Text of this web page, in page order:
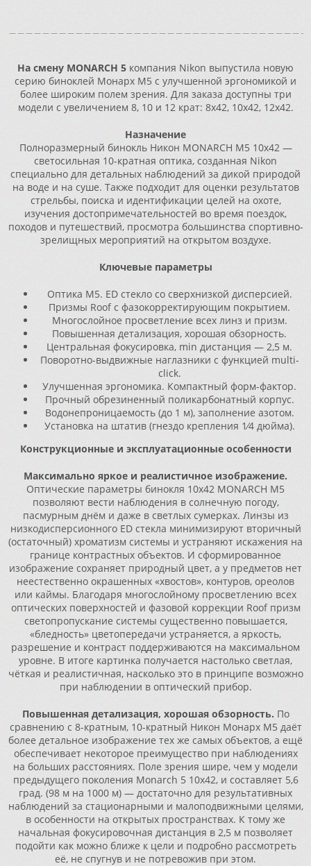
На смену MONARCH 5 компания Nikon выпустила новую
серию биноклей Монарх М5 с улучшенной эргономикой и
более широким полем зрения. Для заказа доступны три
модели с увеличением 8, 10 и 12 крат: 8x42, 10x42, 12x42.
Назначение
Полноразмерный бинокль Никон MONARCH M5 10x42 —
светосильная 10-кратная оптика, созданная Nikon
специально для детальных наблюдений за дикой природой
на воде и на суше. Также подходит для оценки результатов
стрельбы, поиска и идентификации целей на охоте,
изучения достопримечательностей во время поездок,
походов и путешествий, просмотра большинства спортивно-
зрелищных мероприятий на открытом воздухе.
Ключевые параметры
Оптика M5. ED стекло со сверхнизкой дисперсией.
Призмы Roof с фазокорректирующим покрытием.
Многослойное просветление всех линз и призм.
Повышенная детализация, хорошая обзорность.
Центральная фокусировка, min дистанция — 2,5 м.
Поворотно-выдвижные наглазники с функцией multi-
click.
Улучшенная эргономика. Компактный форм-фактор.
Прочный обрезиненный поликарбонатный корпус.
Водонепроницаемость (до 1 м), заполнение азотом.
Установка на штатив (гнездо крепления 1⁄4 дюйма).
Конструкционные и эксплуатационные особенности
Максимально яркое и реалистичное изображение.
Оптические параметры бинокля 10x42 MONARCH M5
позволяют вести наблюдения в солнечную погоду,
пасмурным днём и даже в светлых сумерках. Линзы из
низкодисперсионного ED стекла минимизируют вторичный
(остаточный) хроматизм системы и устраняют искажения на
границе контрастных объектов. И сформированное
изображение сохраняет природный цвет, а у предметов нет
неестественно окрашенных «хвостов», контуров, ореолов
или каймы. Благодаря многослойному просветлению всех
оптических поверхностей и фазовой коррекции Roof призм
светопропускание системы существенно повышается,
«бледность» цветопередачи устраняется, а яркость,
разрешение и контраст поддерживаются на максимальном
уровне. В итоге картинка получается настолько светлая,
чёткая и реалистичная, насколько это в принципе возможно
при наблюдении в оптический прибор.
Повышенная детализация, хорошая обзорность.По
сравнению с 8-кратным, 10-кратный Никон Монарх М5 даёт
более детальное изображение тех же самых объектов, а ещё
обеспечивает некоторое преимущество при наблюдениях
на больших расстояниях. Поле зрения шире, чем у модели
предыдущего поколения Monarch 5 10x42, и составляет 5,6
град. (98 м на 1000 м) — достаточно для результативных
наблюдений за стационарными и малоподвижными целями,
в особенности на открытых пространствах. К тому же
начальная фокусировочная дистанция в 2,5 м позволяет
подойти как можно ближе к цели и подробно рассмотреть
её, не спугнув и не потревожив при этом.